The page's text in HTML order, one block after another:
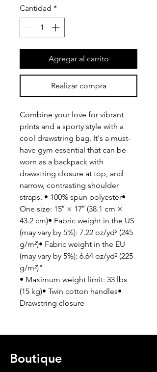
Cantidad *
Agregar al carrito
Realizar compra
Combine your love for vibrant
prints and a sporty style with a
cool drawstring bag. It's a must-
have gym essential that can be
worn as a backpack with
drawstring closure at top, and
narrow, contrasting shoulder
straps. • 100% spun polyester•
One size: 15″ × 17″ (38.1 cm ×
43.2 cm)• Fabric weight in the US
(may vary by 5%): 7.22 oz/yd² (245
g/m²)• Fabric weight in the EU
(may vary by 5%): 6.64 oz/yd² (225
g/m²)"
• Maximum weight limit: 33 lbs
(15 kg)• Twin cotton handles•
Drawstring closure
Boutique